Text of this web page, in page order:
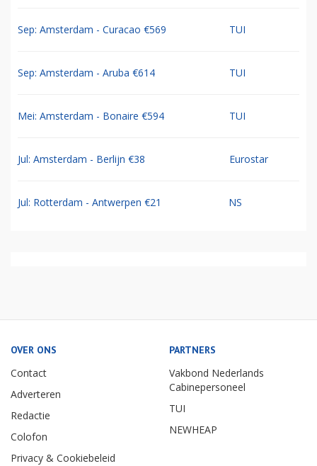
Sep: Amsterdam - Curacao €569 TUI
Sep: Amsterdam - Aruba €614 TUI
Mei: Amsterdam - Bonaire €594 TUI
Jul: Amsterdam - Berlijn €38 Eurostar
Jul: Rotterdam - Antwerpen €21 NS
OVER ONS
Contact
Adverteren
Redactie
Colofon
Privacy & Cookiebeleid
PARTNERS
Vakbond Nederlands
Cabinepersoneel
TUI
NEWHEAP